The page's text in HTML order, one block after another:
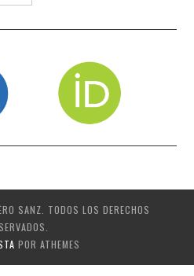
SANZ. TODOS LOS DERECHOS
POR ATHEMES